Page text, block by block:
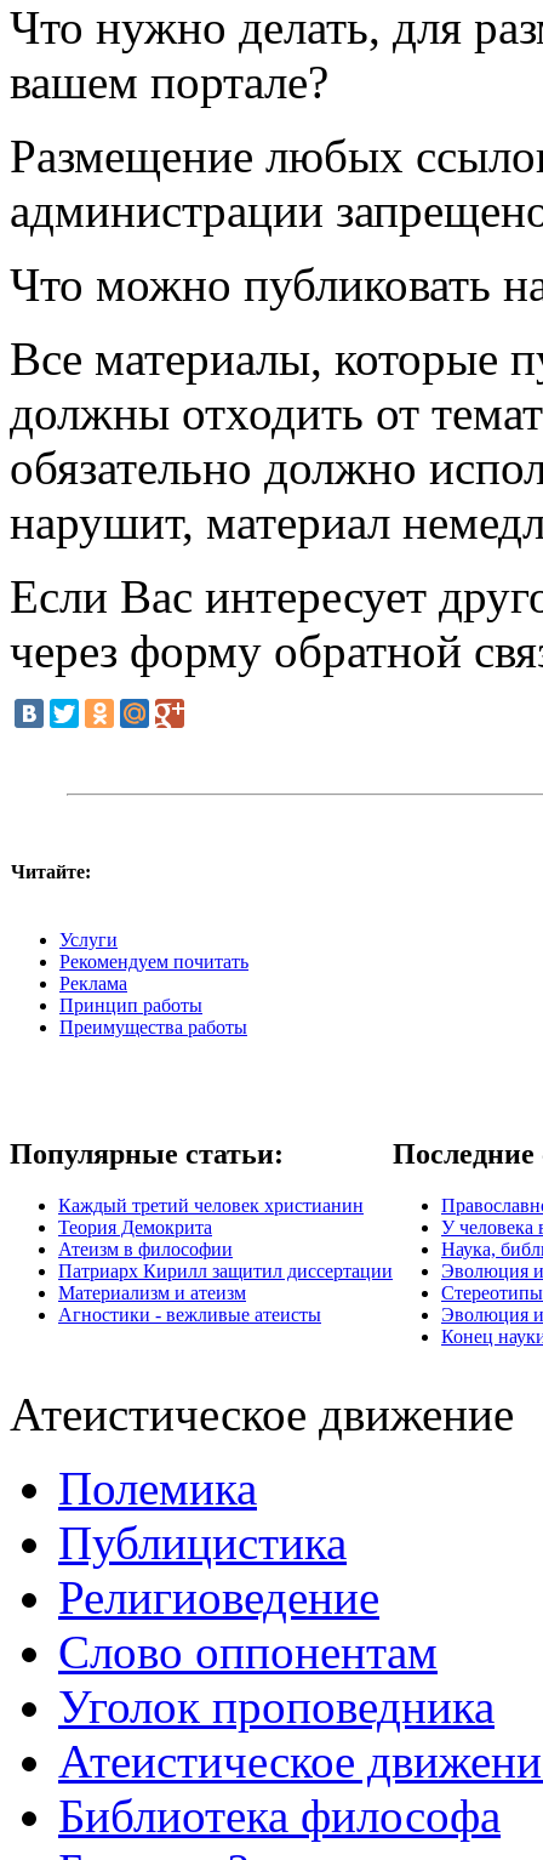
Что нужно делать, для
вашем портале?
Размещение любых
администрации
Что можно публиковать
Все материалы, которые
должны отходить от
обязательно должно
нарушит, материал
Если Вас интересует
через форму обратной
Читайте:
Услуги
Рекомендуем почитать
Реклама
Принцип работы
Преимущества работы
Популярные статьи:
Каждый третий человек христианин
Теория Демокрита
Атеизм в философии
Патриарх Кирилл защитил диссертации
Материализм и атеизм
Агностики - вежливые атеисты
Последние
У человека
Наука,
Эволюция
Эволюция и
Конец
Атеистическое движение
Полемика
Публицистика
Религиоведение
Слово оппонентам
Уголок проповедника
Атеистическое
Библиотека философа